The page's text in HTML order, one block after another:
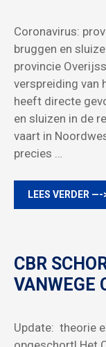
Coronavirus:
bruggen en
provincie
verspreiding van
heeft directe
en sluizen in de
vaart in
precies …
LEES VERDER —-
CBR
VANWEGE
Update: theorie